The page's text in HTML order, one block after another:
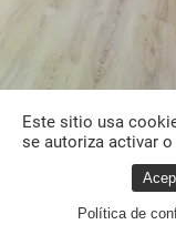
Este sitio usa
se autoriza activar o
Política de